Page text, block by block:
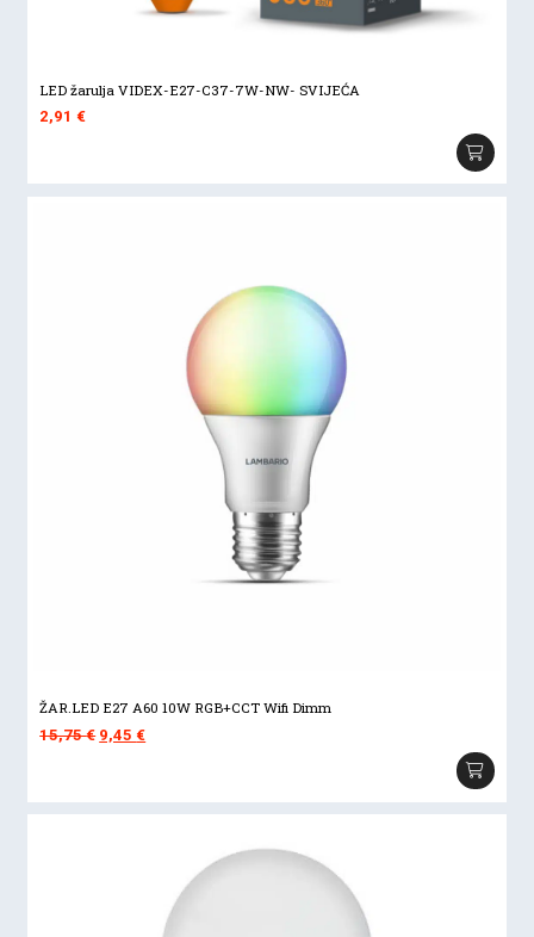
LED žarulja VIDEX-E27-C37-7W-NW- SVIJEĆA
2,91€
ŽAR.LED E27 A60 10W RGB+CCT Wifi Dimm
15,75€ Izvorna
je:
9,45€Trenutna
9,45 €.